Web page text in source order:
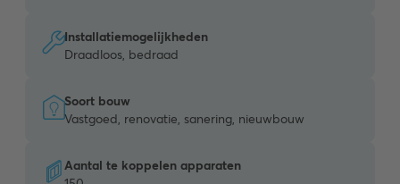
Installatiemogelijkheden
Draadloos, bedraad
Soort bouw
Vastgoed, renovatie, sanering, nieuwbouw
Aantal te koppelen apparaten